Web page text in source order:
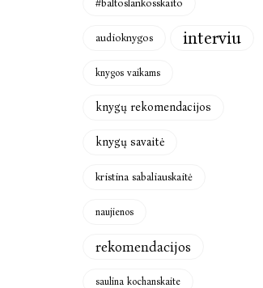
#baltoslankosskaito
audioknygos interviu
knygos vaikams
knygų rekomendacijos
knygų savaitė
kristina sabaliauskaitė
naujienos
rekomendacijos
saulina kochanskaite